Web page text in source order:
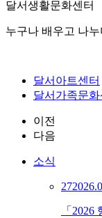
달서생활문화센터
누구나 배우고 나
달서아트센터
달서가족문화
이전
다음
소식
27
「